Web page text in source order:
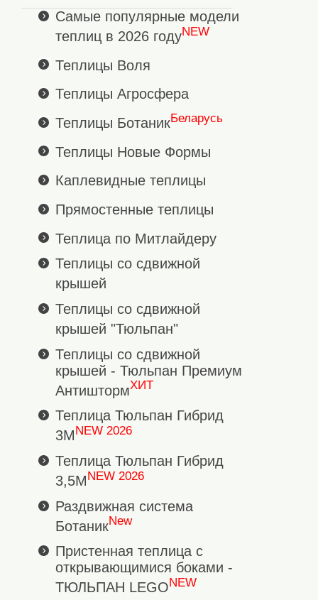
Самые популярные модели
теплиц в 2026 годуNEW
Теплицы Воля
Теплицы Агросфера
Теплицы БотаникБеларусь
Теплицы Новые Формы
Каплевидные теплицы
Прямостенные теплицы
Теплица по Митлайдеру
Теплицы со сдвижной
крышей
Теплицы со сдвижной
крышей "Тюльпан"
Теплицы со сдвижной
крышей - Тюльпан Премиум
АнтиштормХИТ
Теплица Тюльпан Гибрид
3М NEW 2026
Теплица Тюльпан Гибрид
3,5МNEW 2026
Раздвижная система
БотаникNew
Пристенная теплица с
открывающимися боками -
ТЮЛЬПАН LEGONEW